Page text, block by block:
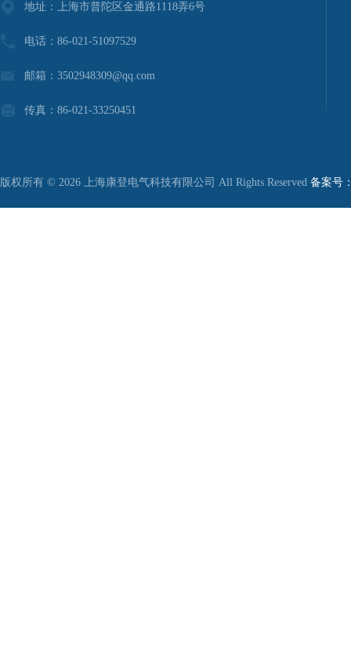
地址：上海市普陀区金通路1118弄6号
电话：86-021-51097529
邮箱：3502948309@qq.com
传真：86-021-33250451
版权所有 © 2026 上海康登电气科技有限公司 All Rights Reserved 备案号